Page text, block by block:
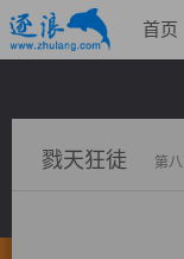
首页
戮天狂徒 第